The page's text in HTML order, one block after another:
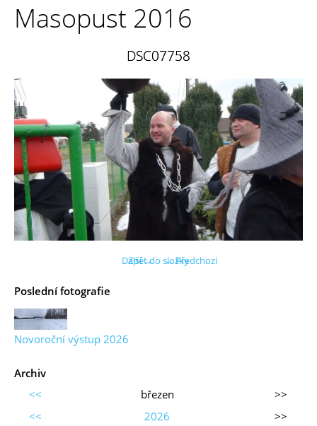
Masopust 2016
DSC07758
← Předchozí
Další →
Zpět do složky
Poslední fotografie
Novoroční výstup 2026
Archiv
<<
březen
>>
<<
2026 >>